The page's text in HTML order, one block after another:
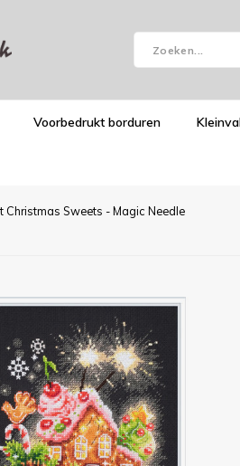
Voorbedrukt borduren
Christmas Sweets - Magic Needle